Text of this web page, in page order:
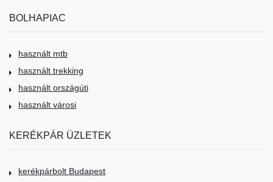
BOLHAPIAC
használt mtb
használt trekking
használt országúti
használt városi
KERÉKPÁR ÜZLETEK
kerékpárbolt Budapest